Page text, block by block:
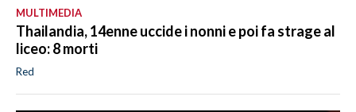
MULTIMEDIA
Thailandia, 14enne uccide i nonni e poi fa strage al
liceo: 8 morti
Red